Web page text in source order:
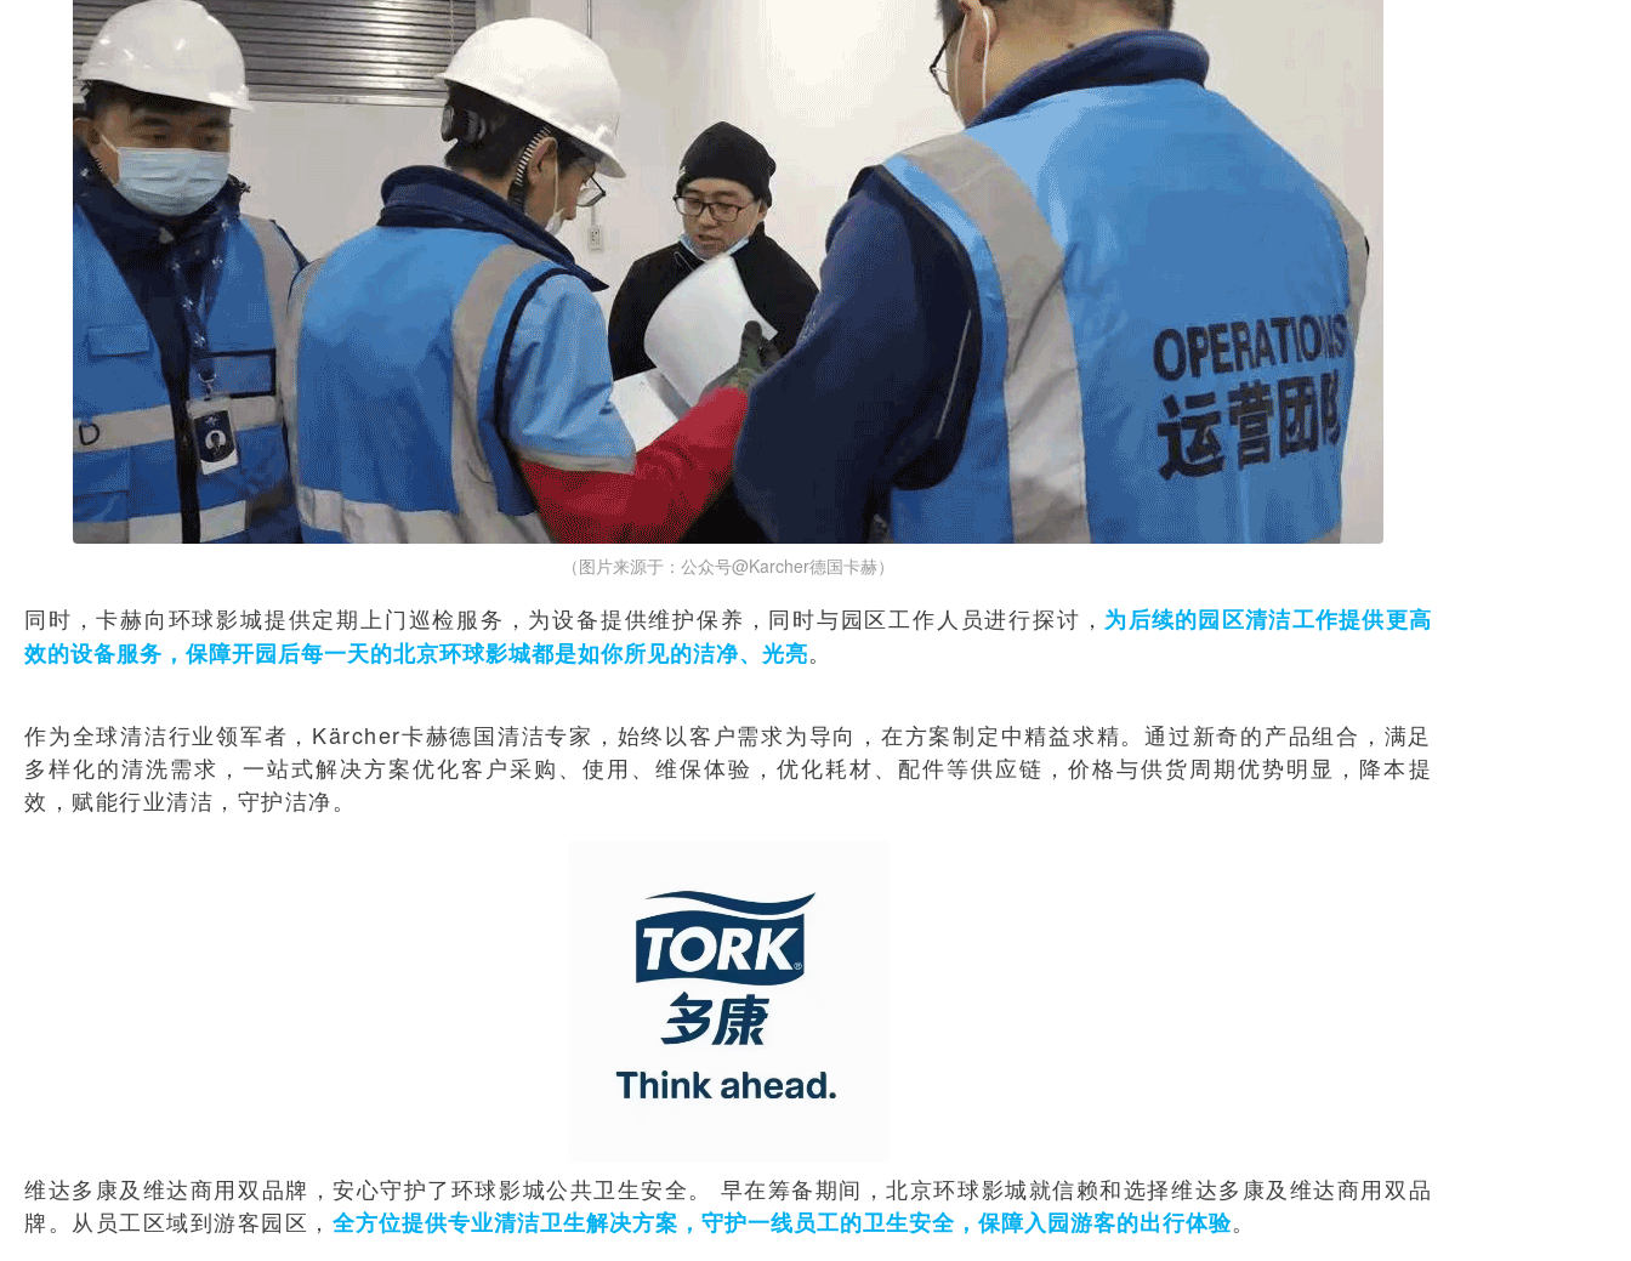
（图片来源于：公众号@Karcher德国卡赫）
同时，卡赫向环球影城提供定期上门巡检服务，为设备提供维护保养，同时与园区工作人员进行探讨， 为后续的园区清洁工作提供更高
效的设备服务，保障开园后每一天的北京环球影城都是如你所见的洁净、光亮。
作为全球清洁行业领军者，Kärcher卡赫德国清洁专家，始终以客户需求为导向，在方案制定中精益求精。通过新奇的产品组合，满足
多样化的清洗需求，一站式解决方案优化客户采购、使用、维保体验，优化耗材、配件等供应链，价格与供货周期优势明显，降本提
效，赋能行业清洁，守护洁净。
维达多康及维达商用双品牌，安心守护了环球影城公共卫生安全。 早在筹备期间，北京环球影城就信赖和选择维达多康及维达商用双品
牌。从员工区域到游客园区， 全方位提供专业清洁卫生解决方案，守护一线员工的卫生安全，保障入园游客的出行体验。